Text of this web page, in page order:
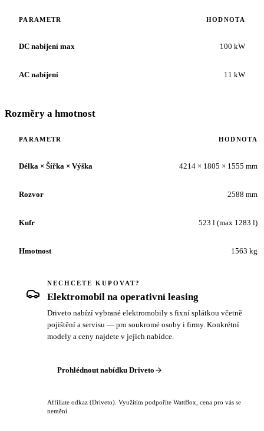
PARAMETR HODNOTA
DC nabíjení max 100 kW
AC nabíjení 11 kW
Rozměry a hmotnost
PARAMETR HODNOTA
Délka × Šířka × Výška 4214 × 1805 × 1555 mm
Rozvor 2588 mm
Kufr 523 l (max 1283 l)
Hmotnost 1563 kg
NECHCETE KUPOVAT?
Elektromobil na operativní leasing
Driveto nabízí vybrané elektromobily s fixní splátkou včetně
pojištění a servisu — pro soukromé osoby i firmy. Konkrétní
modely a ceny najdete v jejich nabídce.
Prohlédnout nabídku Driveto
Affiliate odkaz (Driveto). Využitím podpoříte WattBox, cena pro vás se
nemění.